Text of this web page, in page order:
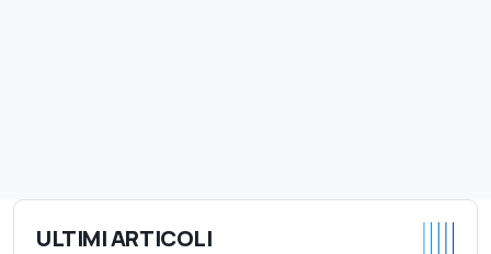
ULTIMI ARTICOLI